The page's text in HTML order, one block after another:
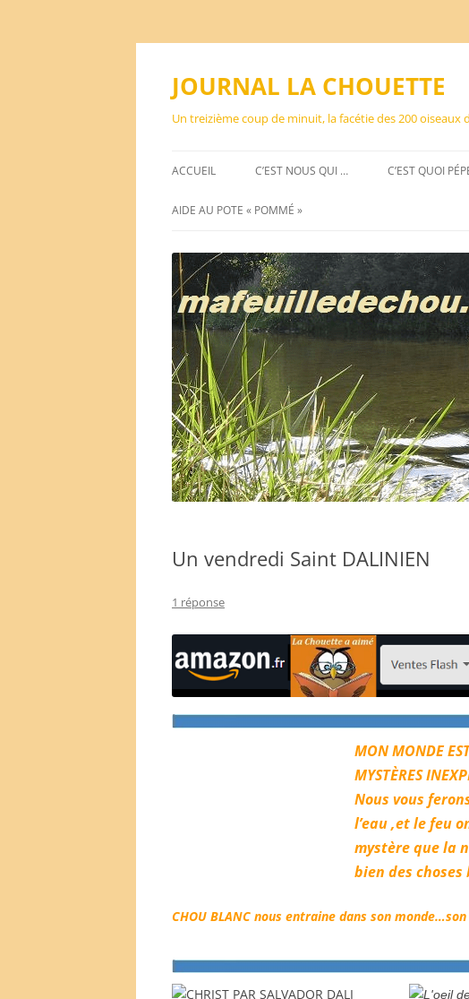
Aller
JOURNAL LA CHOUETTE
Un treizième coup de minuit, la facétie des 200 oiseaux
ACCUEIL C’EST NOUS QUI … C’EST QUOI
AIDE AU POTE « POMMÉ »
Un vendredi Saint DALINIEN
1 réponse
MON MONDE
MYSTÈRES
Nous vous
l’eau ,et le feu
mystère que la
bien des
CHOU BLANC nous entraine dans son